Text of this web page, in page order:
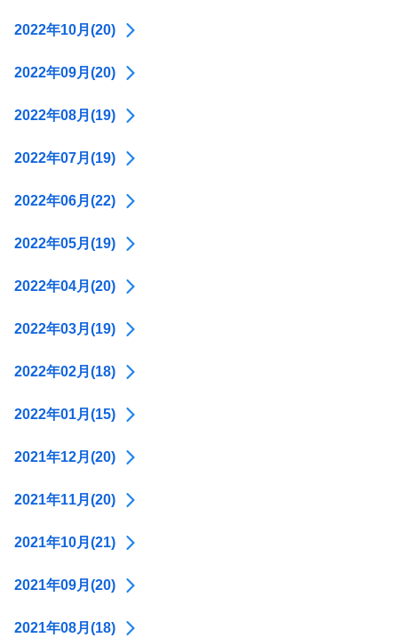
2022年10月(20)
2022年09月(20)
2022年08月(19)
2022年07月(19)
2022年06月(22)
2022年05月(19)
2022年04月(20)
2022年03月(19)
2022年02月(18)
2022年01月(15)
2021年12月(20)
2021年11月(20)
2021年10月(21)
2021年09月(20)
2021年08月(18)